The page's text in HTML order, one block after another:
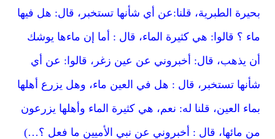
بحيرة الطبرية، قلنا:عن أي شأنها تستخبر، قال: هل فيها
ماء ؟ قالوا: هي كثيرة الماء، قال : أما إن ماءها يوشك
أن يذهب، قال: أخبروني عن عين زغر، قالوا: عن أي
شأنها تستخبر، قال : هل في العين ماء، وهل يزرع أهلها
بماء العين، قلنا له: نعم، هي كثيرة الماء وأهلها يزرعون
من مائها، قال : أخبروني عن نبي الأميين ما فعل ؟…)